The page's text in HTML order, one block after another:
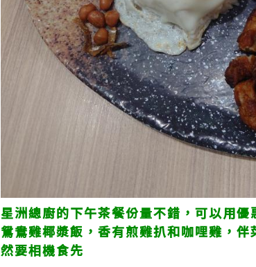
星洲總廚的下午茶餐份量不錯，可以用
鴛鴦雞椰漿飯，香有煎雞扒和咖哩雞，
然要相機食先